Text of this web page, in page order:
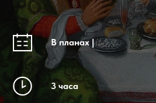
В планах |
3 часа